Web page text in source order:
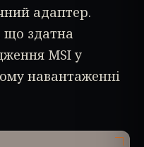
адаптер.
що здатна
MSI у
навантаженні